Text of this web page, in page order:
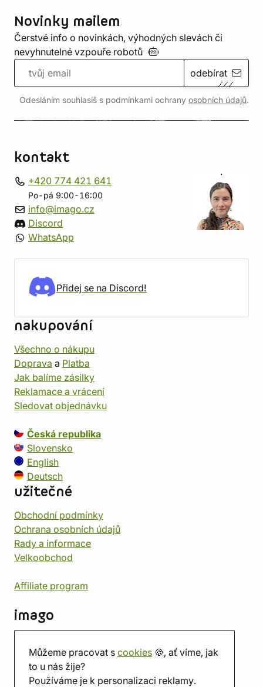
Můžeme pracovat s cookies 🍪, ať víme, jak
to u nás žije?
Používáme je k personalizaci reklamy.
Novinky mailem
Čerstvé info o novinkách, výhodných slevách či
nevyhnutelné vzpouře robotů
odebírat
Odesláním souhlasíš s podmínkami ochrany osobních údajů.
kontakt
+420 774 421 641
Po-pá 9:00-16:00
info@imago.cz
Discord
WhatsApp
Přidej se na Discord!
nakupování
Všechno o nákupu
Doprava a Platba
Jak balíme zásilky
Reklamace a vrácení
Sledovat objednávku
Česká republika
Slovensko
English
Deutsch
užitečné
Obchodní podmínky
Ochrana osobních údajů
Rady a informace
Velkoobchod
Affiliate program
imago
Prodejna
Herna
O nás